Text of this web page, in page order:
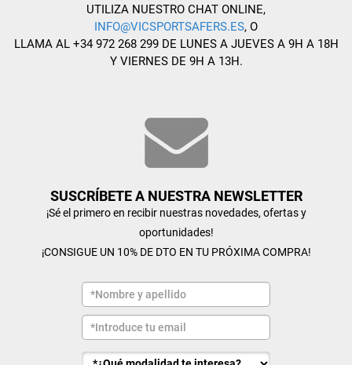
UTILIZA NUESTRO CHAT ONLINE,
INFO@VICSPORTSAFERS.ES, O
LLAMA AL +34 972 268 299 DE LUNES A JUEVES A 9H A 18H
Y VIERNES DE 9H A 13H.
SUSCRÍBETE A NUESTRA NEWSLETTER
¡Sé el primero en recibir nuestras novedades, ofertas y
oportunidades!
¡CONSIGUE UN 10% DE DTO EN TU PRÓXIMA COMPRA!